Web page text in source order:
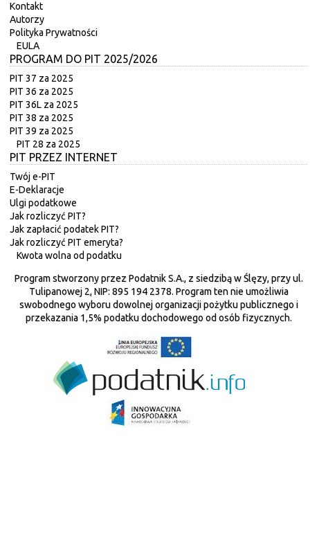
Kontakt
Autorzy
Polityka Prywatności
EULA
PROGRAM DO PIT 2025/2026
PIT 37 za 2025
PIT 36 za 2025
PIT 36L za 2025
PIT 38 za 2025
PIT 39 za 2025
PIT 28 za 2025
PIT PRZEZ INTERNET
Twój e-PIT
E-Deklaracje
Ulgi podatkowe
Jak rozliczyć PIT?
Jak zapłacić podatek PIT?
Jak rozliczyć PIT emeryta?
Kwota wolna od podatku
Program stworzony przez Podatnik S.A., z siedzibą w Ślęzy, przy ul.
Tulipanowej 2, NIP: 895 194 2378. Program ten nie umożliwia
swobodnego wyboru dowolnej organizacji pożytku publicznego i
przekazania 1,5% podatku dochodowego od osób fizycznych.